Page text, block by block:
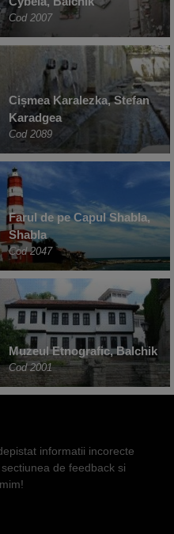
Cod 2007
Cișmea Karalezka, Stefan
Karadgea
Cod 2089
Farul de pe Capul Shabla,
Shabla
Cod 2047
Muzeul Etnografic, Balchik
Cod 2001
informatii incorecte
de feedback si